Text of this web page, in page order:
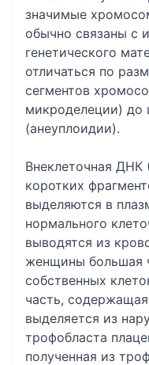
значимые
обычно связаны с
генетического
отличаться по
сегментов
микроделеции) до
(анеуплоидии).
Внеклеточная ДНК
коротких
выделяются в
нормального
выводятся из
женщины большая
собственных
часть,
выделяется из
трофобласта
полученная из